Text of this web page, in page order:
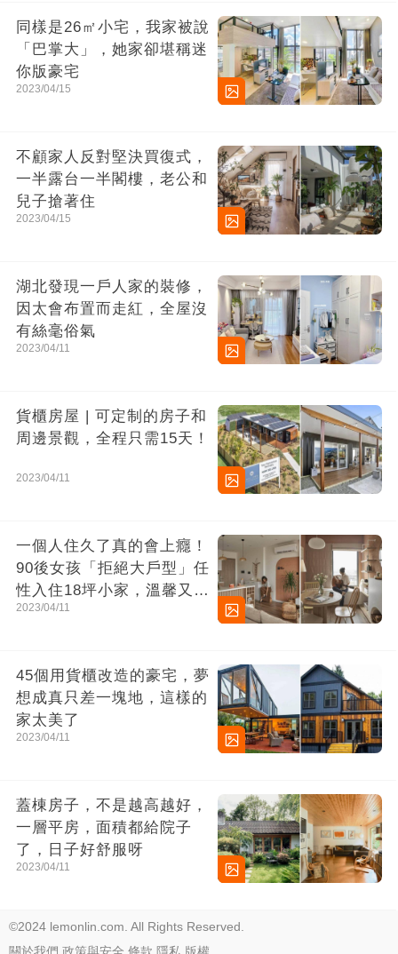
同樣是26㎡小宅，我家被說
「巴掌大」，她家卻堪稱迷
你版豪宅
2023/04/15
不顧家人反對堅決買復式，
一半露台一半閣樓，老公和
兒子搶著住
2023/04/15
湖北發現一戶人家的裝修，
因太會布置而走紅，全屋沒
有絲毫俗氣
2023/04/11
貨櫃房屋 | 可定制的房子和
周邊景觀，全程只需15天！
2023/04/11
一個人住久了真的會上癮！
90後女孩「拒絕大戶型」任
性入住18坪小家，溫馨又舒
適簡直太完美
2023/04/11
45個用貨櫃改造的豪宅，夢
想成真只差一塊地，這樣的
家太美了
2023/04/11
蓋棟房子，不是越高越好，
一層平房，面積都給院子
了，日子好舒服呀
2023/04/11
©2024 lemonlin.com. All Rights Reserved.